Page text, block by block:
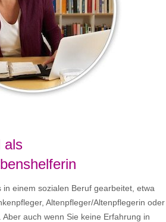
als
einem sozialen Beruf gearbeitet, etwa
Altenpfleger/Altenpflegerin oder
auch wenn Sie keine Erfahrung in